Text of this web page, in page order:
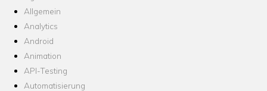
Allgemein
Analytics
Android
Animation
API-Testing
Automatisierung